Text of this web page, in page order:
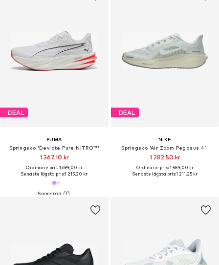
DEAL
PUMA
Springsko 'Deviate Pure NITRO™'
1 367,10 kr
Ordinarie pris: 1 699,00 kr
Senaste lägsta pris:1 215,20 kr
DEAL
NIKE
Springsko 'Air Zoom Pegasus 41'
1 282,50 kr
Ordinarie pris: 1 589,00 kr
Senaste lägsta pris:1 211,25 kr